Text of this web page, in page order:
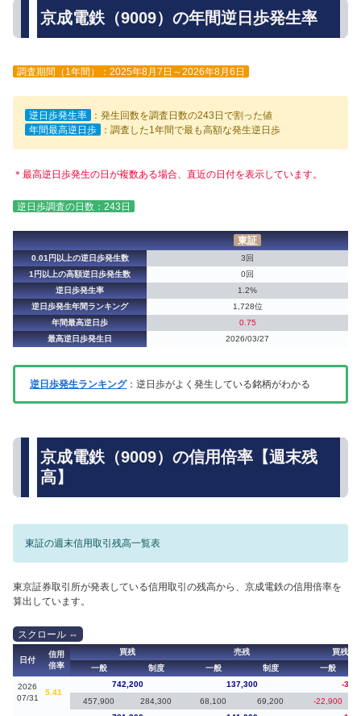
京成電鉄（9009）の年間逆日歩発生率
調査期間（1年間）：2025年8月7日～2026年8月6日
逆日歩発生率
：発生回数を調査日数の243日で割った値
年間最高逆日歩
：調査した1年間で最も高額な発生逆日歩
＊最高逆日歩発生の日が複数ある場合、直近の日付を表示しています。
逆日歩調査の日数：243日
東証
0.01円以上の逆日歩発生数
3回
1円以上の高額逆日歩発生数
0回
逆日歩発生率
1.2%
逆日歩発生年間ランキング
1,728位
年間最高逆日歩
0.75
最高逆日歩発生日
2026/03/27
逆日歩発生ランキング：逆日歩がよく発生している銘柄がわかる
京成電鉄（9009）の信用倍率【週末残
高】
東証の週末信用取引残高一覧表
東京証券取引所が発表している信用取引の残高から、京成電鉄の信用倍率を
算出しています。
日付
信用
倍率
買残 売残
買残（
一般
制度 一般 制度 一般
2026
07/31
5.41
742,200 137,300
-
457,900
284,300 68,100 69,200 -22,900